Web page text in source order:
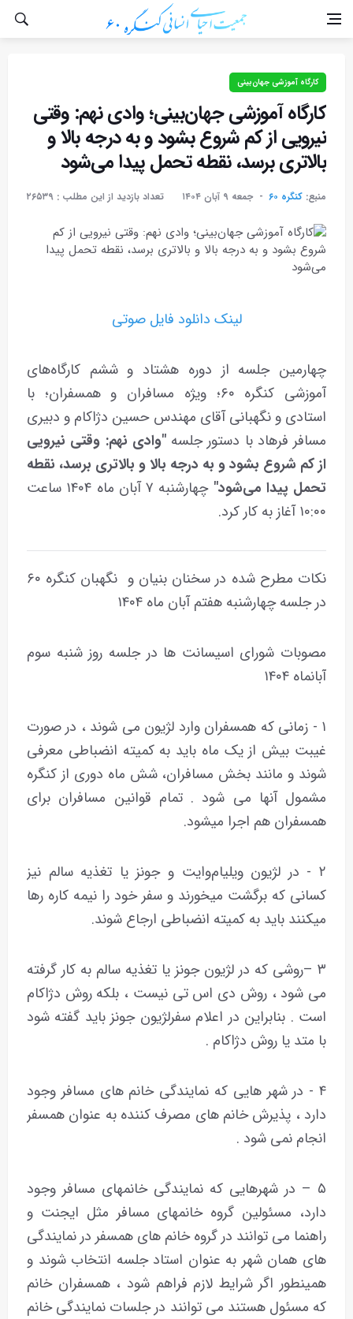
کارگاه آموزشی جهان‌بینی
کارگاه آموزشی جهان‌بینی؛ وادی نهم: وقتی
نیرویی از کم شروع بشود و به درجه بالا و
بالاتری برسد، نقطه تحمل پیدا می‌شود
منبع: کنگره ۶۰ جمعه ۹ آبان ۱۴۰۴ تعداد بازدید از این مطلب : ۲۶۵۳۹
لینک دانلود فایل صوتی
چهارمین جلسه از دوره هشتاد و ششم کارگاه‌های
آموزشی کنگره ۶۰؛ ویژه مسافران و همسفران؛ با
استادی و نگهبانی آقای مهندس حسین دژاکام و دبیری
مسافر فرهاد با دستور جلسه"وادی نهم: وقتی نیرویی
از کم شروع بشود و به درجه بالا و بالاتری برسد، نقطه
تحمل پیدا می‌شود"
چهارشنبه ۷ آبان ماه ۱۴۰۴ ساعت
۱۰:۰۰ آغاز به کار کرد.
نکات مطرح شده در سخنان بنیان و نگهبان کنگره ۶۰
در جلسه چهارشنبه هفتم آبان ماه ۱۴۰۴
مصوبات شورای اسیسانت ها در جلسه روز شنبه سوم
آبانماه ۱۴۰۴
۱ - زمانی که همسفران وارد لژیون می شوند ، در صورت
غیبت بیش از یک ماه باید به کمیته انضباطی معرفی
شوند و مانند بخش مسافران، شش ماه دوری از کنگره
مشمول آنها می شود . تمام قوانین مسافران برای
همسفران هم اجرا میشود.
۲ - در لژیون ویلیام‌وایت و جونز یا تغذیه سالم نیز
کسانی که برگشت میخورند و سفر خود را نیمه کاره رها
میکنند باید به کمیته انضباطی ارجاع شوند.
۳ –روشی که در لژیون جونز یا تغذیه سالم به کار گرفته
می شود ، روش دی اس تی نیست ، بلکه روش دژاکام
است . بنابراین در اعلام سفرلژیون جونز باید گفته شود
با متد یا روش دژاکام .
۴ - در شهر هایی که نمایندگی خانم های مسافر وجود
دارد ، پذیرش خانم های مصرف کننده به عنوان همسفر
انجام نمی شود .
۵ – در شهرهایی که نمایندگی خانمهای مسافر وجود
دارد، مسئولین گروه خانمهای مسافر مثل ایجنت و
راهنما می توانند در گروه خانم های همسفر در نمایندگی
های همان شهر به عنوان استاد جلسه انتخاب شوند و
همینطور اگر شرایط لازم فراهم شود ، همسفران خانم
که مسئول هستند می توانند در جلسات نمایندگی خانم